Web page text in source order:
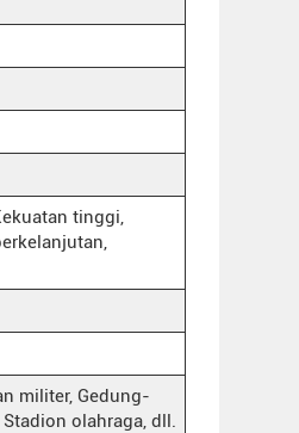
tinggi,
militer, Gedung-
olahraga, dll.